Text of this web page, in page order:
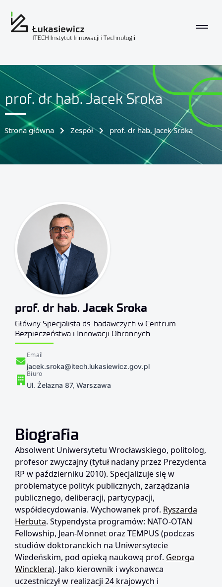
prof. dr hab. Jacek Sroka
Strona główna Zespół prof. dr hab. Jacek Sroka
prof. dr hab. Jacek Sroka
Główny Specjalista ds. badawczych w Centrum
Bezpieczeństwa i Innowacji Obronnych
Email
jacek.sroka@itech.lukasiewicz.gov.pl
Biuro
Ul. Żelazna 87, Warszawa
Biografia
Absolwent Uniwersytetu Wrocławskiego, politolog,
profesor zwyczajny (tytuł nadany przez Prezydenta
RP w październiku 2010). Specjalizuje się w
problematyce polityk publicznych, zarządzania
publicznego, deliberacji, partycypacji,
współdecydowania. Wychowanek prof. Ryszarda
Herbuta. Stypendysta programów: NATO-OTAN
Fellowship, Jean-Monnet oraz TEMPUS (podczas
studiów doktoranckich na Uniwersytecie
Wiedeńskim, pod opieką naukową prof. Georga
Wincklera). Jako kierownik i wykonawca
uczestniczył w realizacji 24 krajowych i